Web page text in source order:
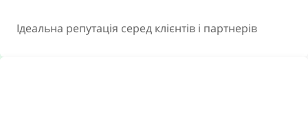
Ідеальна репутація серед клієнтів і партнерів